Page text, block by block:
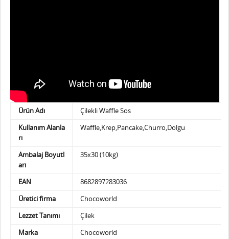
Ürün Adı
Çilekli Waffle Sos
Kullanım Alanla
rı
Waffle,Krep,Pancake,Churro,Dolgu
Ambalaj Boyutl
arı
35x30 (10kg)
EAN
8682897283036
Üretici firma
Chocoworld
Lezzet Tanımı
Çilek
Marka
Chocoworld